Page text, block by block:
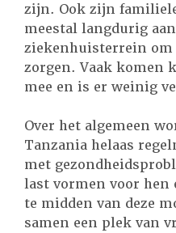
zijn. Ook zijn
meestal langdurig
ziekenhuisterrein om
zorgen. Vaak komen
mee en is er weinig
Over het algemeen
Tanzania helaas
met
last vormen voor hen
te midden van deze
samen een plek van